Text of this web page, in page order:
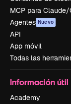
MCP para Claude/
Agentes Nuevo
API
App móvil
Todas las
Información útil
Academy